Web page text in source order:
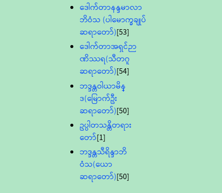
ဒေါက်တာနန္ဒမာလာ
ဘိဝံသ (ပါမောက္ခချုပ်
ဆရာတော်)[53]
ဒေါက်တာအရှင်ဉာ
ဏိဿရ(သီတဂူ
ဆရာတော်)[54]
ဘဒ္ဒန္တဝါယာမိန္
ဒ(မြောက်ဦး
ဆရာတော်)[50]
ဥပ္ပါတသန္တိတရား
တော်[1]
ဘဒ္ဒန္တသီရိန္ဒာဘိ
ဝံသ(ယော
ဆရာတော်)[50]